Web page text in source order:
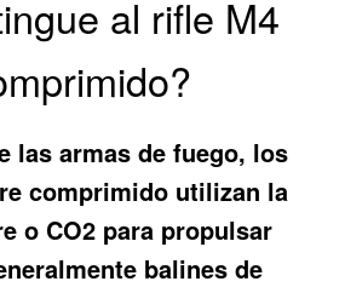
al rifle M4
las armas de fuego, los
comprimido utilizan la
o CO2 para propulsar
balines de